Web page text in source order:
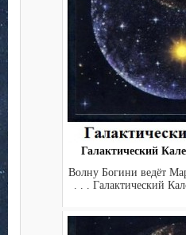
Галактический
Волну Богини ведёт
. . . Галактический